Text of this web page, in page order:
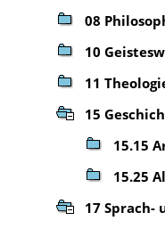
08
10
11
15
15.15
15.25
17 Sprach-